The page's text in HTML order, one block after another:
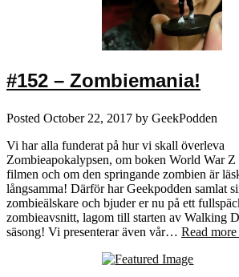
#152 – Zombiemania!
Posted October 22, 2017 by GeekPodden
Vi har alla funderat på hur vi skall överleva
Zombieapokalypsen, om boken World War Z
filmen och om den springande zombien är
långsamma! Därför har Geekpodden samlat
zombieälskare och bjuder er nu på ett
zombieavsnitt, lagom till starten av Walking
säsong! Vi presenterar även vår… Read more